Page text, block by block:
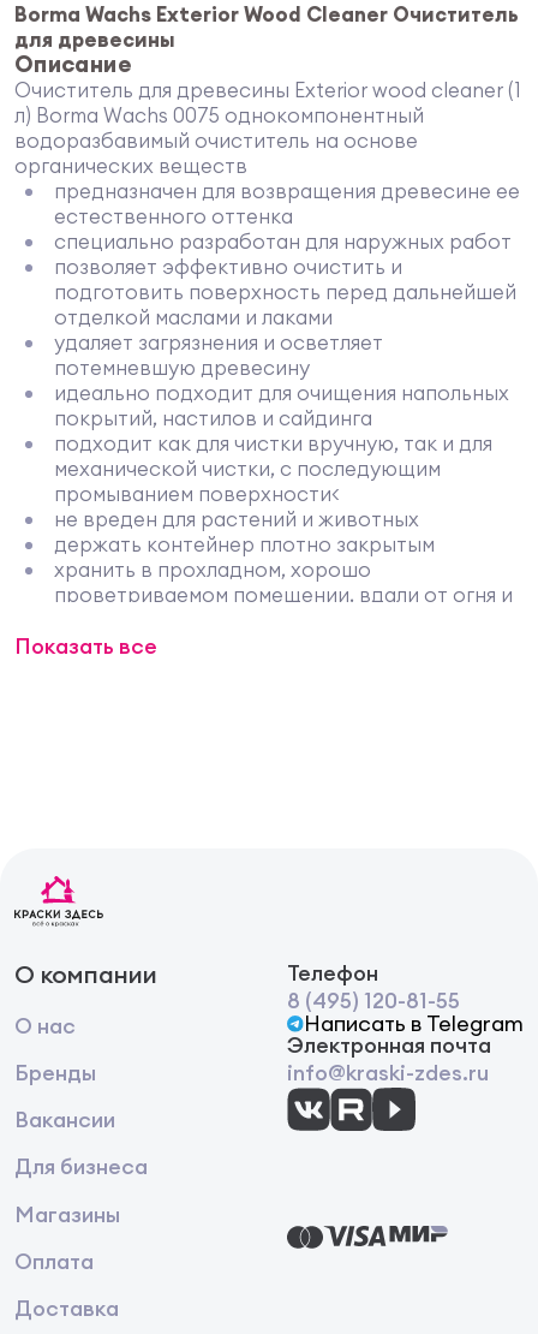
Borma Wachs Exterior Wood Cleaner Очиститель
для древесины
Описание
Очиститель для древесины Exterior wood cleaner (1
л) Borma Wachs 0075 однокомпонентный
водоразбавимый очиститель на основе
органических веществ
предназначен для возвращения древесине ее
естественного оттенка
специально разработан для наружных работ
позволяет эффективно очистить и
подготовить поверхность перед дальнейшей
отделкой маслами и лаками
удаляет загрязнения и осветляет
потемневшую древесину
идеально подходит для очищения напольных
покрытий, настилов и сайдинга
подходит как для чистки вручную, так и для
механической чистки, с последующим
промыванием поверхности<
не вреден для растений и животных
держать контейнер плотно закрытым
хранить в прохладном, хорошо
проветриваемом помещении, вдали от огня и
перед использованием хорошо перемешать
убедиться, что поверхность, после применения
Exterior Wood Cleaner, тщательно промыта и все
действующие органические вещества удалены.
внешний вид жидкость
без запаха
плотность 1,0 ± 0,1 кг/л
Показать все
О компании
О нас
Бренды
Вакансии
Для бизнеса
Магазины
Оплата
Доставка
Телефон
8 (495) 120-81-55
Написать в Telegram
Электронная почта
info@kraski-zdes.ru